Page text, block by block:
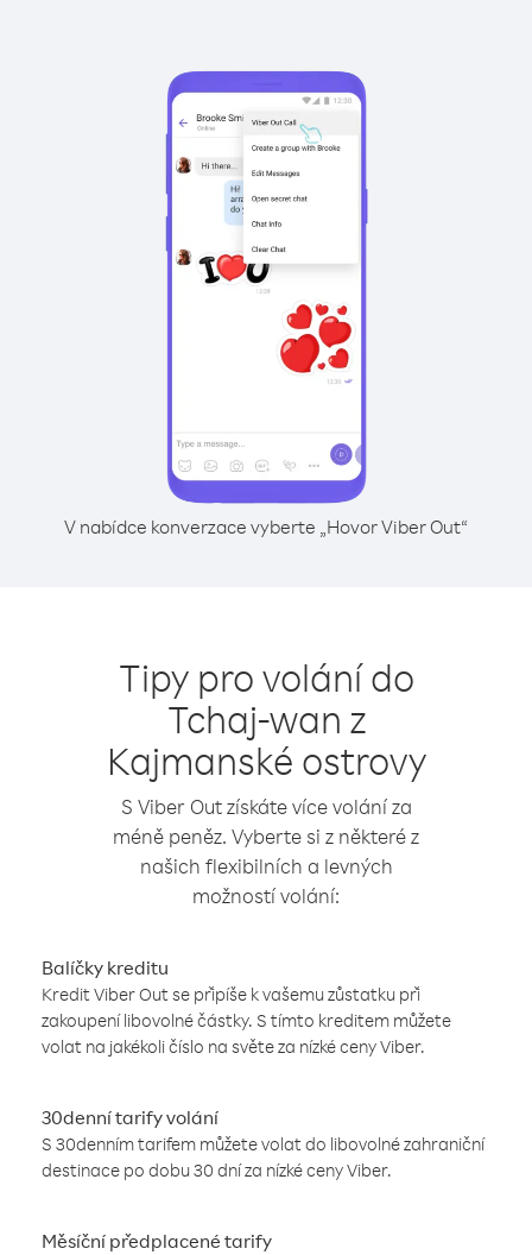
V nabídce konverzace vyberte „Hovor Viber Out“
Tipy pro volání do
Tchaj-wan z
Kajmanské ostrovy
S Viber Out získáte více volání za
méně peněz. Vyberte si z některé z
našich flexibilních a levných
možností volání:
Balíčky kreditu
Kredit Viber Out se připíše k vašemu zůstatku při
zakoupení libovolné částky. S tímto kreditem můžete
volat na jakékoli číslo na světe za nízké ceny Viber.
30denní tarify volání
S 30denním tarifem můžete volat do libovolné zahraniční
destinace po dobu 30 dní za nízké ceny Viber.
Měsíční předplacené tarify